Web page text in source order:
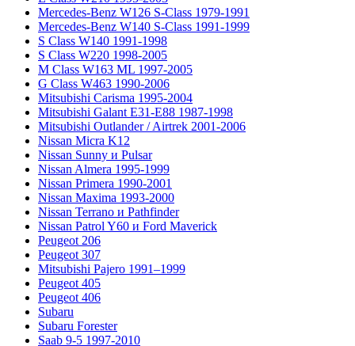
Mercedes-Benz W126 S-Class 1979-1991
Mercedes-Benz W140 S-Class 1991-1999
S Class W140 1991-1998
S Class W220 1998-2005
M Class W163 ML 1997-2005
G Class W463 1990-2006
Mitsubishi Carisma 1995-2004
Mitsubishi Galant E31-E88 1987-1998
Mitsubishi Outlander / Airtrek 2001-2006
Nissan Micra K12
Nissan Sunny и Pulsar
Nissan Almera 1995-1999
Nissan Primera 1990-2001
Nissan Maxima 1993-2000
Nissan Terrano и Pathfinder
Nissan Patrol Y60 и Ford Maverick
Peugeot 206
Peugeot 307
Mitsubishi Pajero 1991–1999
Peugeot 405
Peugeot 406
Subaru
Subaru Forester
Saab 9-5 1997-2010